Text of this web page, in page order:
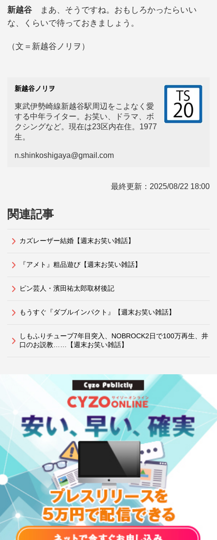
新越谷
まあ、そうですね。おもしろかったらいい
な、くらいで待っておきましょう。
（文＝新越谷ノリヲ）
新越谷ノリヲ
東武伊勢崎線新越谷駅周辺をこよなく愛
する中年ライター。お笑い、ドラマ、ボ
クシングなど。現在は23区内在住。1977
生。
n.shinkoshigaya@gmail.com
最終更新： 2025/08/22 18:00
関連記事
カズレーザー結婚【週末お笑い雑話】
『アメト』粗品遊び【週末お笑い雑話】
ピン芸人・濱田祐太郎取材後記
もうすぐ『ダブルインパクト』【週末お笑い雑話】
しもふりチューブ7年目突入、NOBROCK2日で100万再生、井
口のお説教……【週末お笑い雑話】